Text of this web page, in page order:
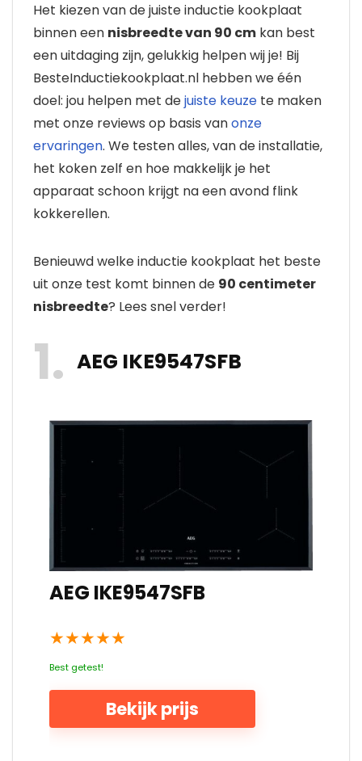
Het kiezen van de juiste inductie kookplaat
binnen een nisbreedte van 90 cm kan best
een uitdaging zijn, gelukkig helpen wij je! Bij
BesteInductiekookplaat.nl hebben we één
doel: jou helpen met dejuiste keuze te maken
met onze reviews op basis vanonze
ervaringen. We testen alles, van de installatie,
het koken zelf en hoe makkelijk je het
apparaat schoon krijgt na een avond flink
kokkerellen.
Benieuwd welke inductie kookplaat het beste
uit onze test komt binnen de 90 centimeter
nisbreedte? Lees snel verder!
1 AEG IKE9547SFB
AEG IKE9547SFB
★★★★★
Best getest!
Bekijk prijs